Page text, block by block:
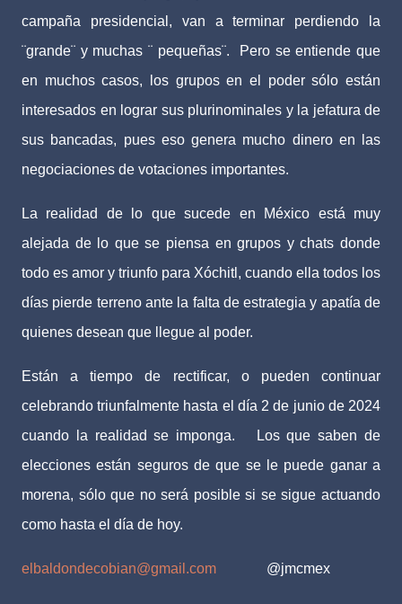
campaña presidencial, van a terminar perdiendo la
¨grande¨ y muchas ¨ pequeñas¨.
Pero se entiende que
en muchos casos, los grupos en el poder sólo están
interesados en lograr sus plurinominales y la jefatura de
sus bancadas, pues eso genera mucho dinero en las
negociaciones de votaciones importantes.
La realidad de lo que sucede en México está muy
alejada de lo que se piensa en grupos y chats donde
todo es amor y triunfo para Xóchitl, cuando ella todos los
días pierde terreno ante la falta de estrategia y apatía de
quienes desean que llegue al poder.
Están a tiempo de rectificar, o pueden continuar
celebrando triunfalmente hasta el día 2 de junio de 2024
cuando la realidad se imponga.
Los que saben de
elecciones están seguros de que se le puede ganar a
morena, sólo que no será posible si se sigue actuando
como hasta el día de hoy.
elbaldondecobian@gmail.com @jmcmex